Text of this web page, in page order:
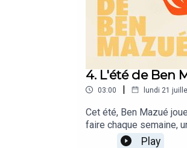
4. L'été de Ben
03:00 | lundi 21
Cet été, Ben Mazué
faire chaque semaine,
réseaux sociaux de
Play